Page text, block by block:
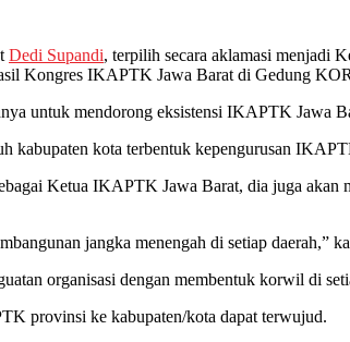
Dedi Supandi, terpilih secara aklamasi menjadi
Kongres IKAPTK Jawa Barat di Gedung
untuk mendorong eksistensi IKAPTK Jawa
kabupaten kota terbentuk kepengurusan
Ketua IKAPTK Jawa Barat, dia juga
jangka menengah di setiap daerah,”
organisasi dengan membentuk korwil di
provinsi ke kabupaten/kota dapat terwujud.